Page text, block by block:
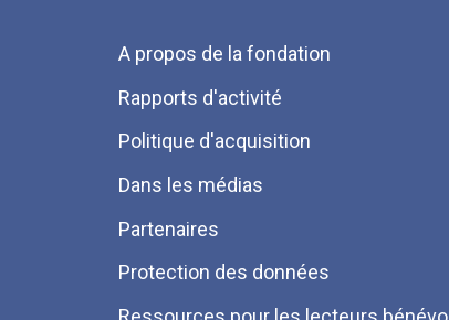
Menu
Pied
de
page
A propos de la fondation
Rapports d'activité
Politique d'acquisition
Dans les médias
Partenaires
Protection des données